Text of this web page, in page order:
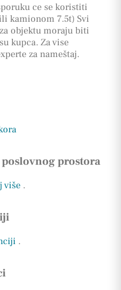
ce se koristiti
kamionom 7.5t) Svi
objektu moraju biti
kupca. Za vise
za nameštaj.
prostora
više .
.